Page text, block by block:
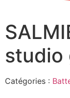
studio
Catégories :